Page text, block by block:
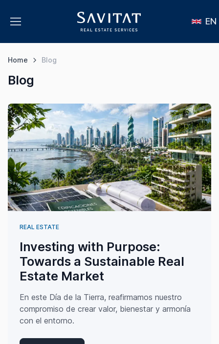
EN
Home Blog
Blog
REAL ESTATE
Investing with Purpose:
Towards a Sustainable Real
Estate Market
En este Día de la Tierra, reafirmamos nuestro
compromiso de crear valor, bienestar y armonía
con el entorno.